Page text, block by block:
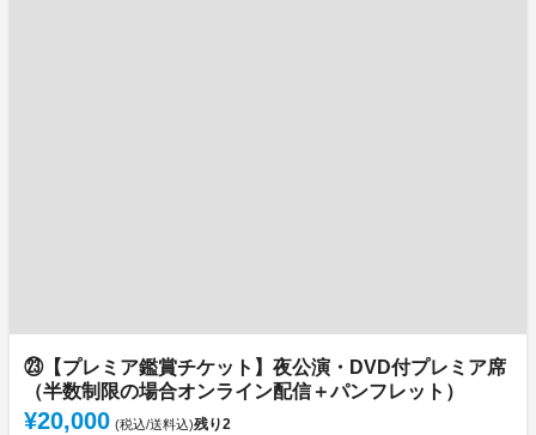
㉓【プレミア鑑賞チケット】夜公演・DVD付プレミア席
（半数制限の場合オンライン配信＋パンフレット）
¥20,000 (税込/送料込)残り2